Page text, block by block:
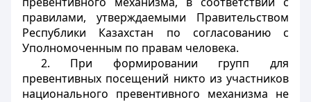
правилами, утверждаемыми Правительством
Республики Казахстан по согласованию с
Уполномоченным по правам человека.
2. При формировании групп для
превентивных посещений никто из участников
национального превентивного механизма не